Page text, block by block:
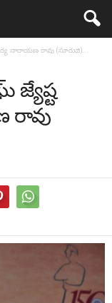
నారాయణ రావు (సూరుజి)...
జ్యేష్ట
రావు